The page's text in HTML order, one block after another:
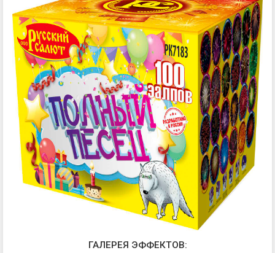
ГАЛЕРЕЯ ЭФФЕКТОВ: